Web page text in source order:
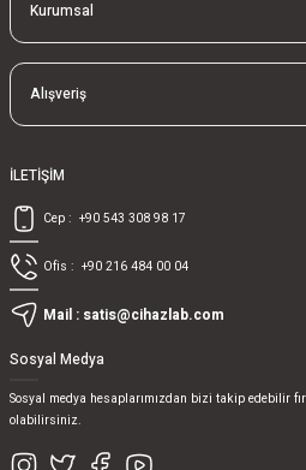
Kurumsal
Alışveriş
İLETİŞİM
Cep : +90 543 308 98 17
Ofis : +90 216 484 00 04
Mail : satis@cihazlab.com
Sosyal Medya
Sosyal medya hesaplarımızdan bizi takip edebilir
olabilirsiniz.